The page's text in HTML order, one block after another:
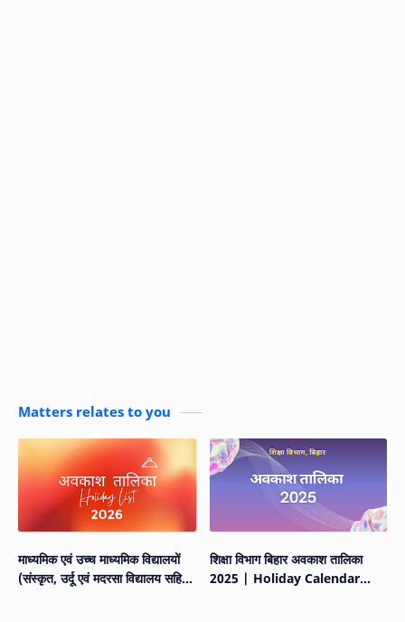
Matters relates to you
माध्यमिक एवं उच्च माध्यमिक विद्यालयों
(संस्कृत, उर्दू एवं मदरसा विद्यालय सहित)
शिक्षा विभाग बिहार अवकाश तालिका
2025 | Holiday Calendar